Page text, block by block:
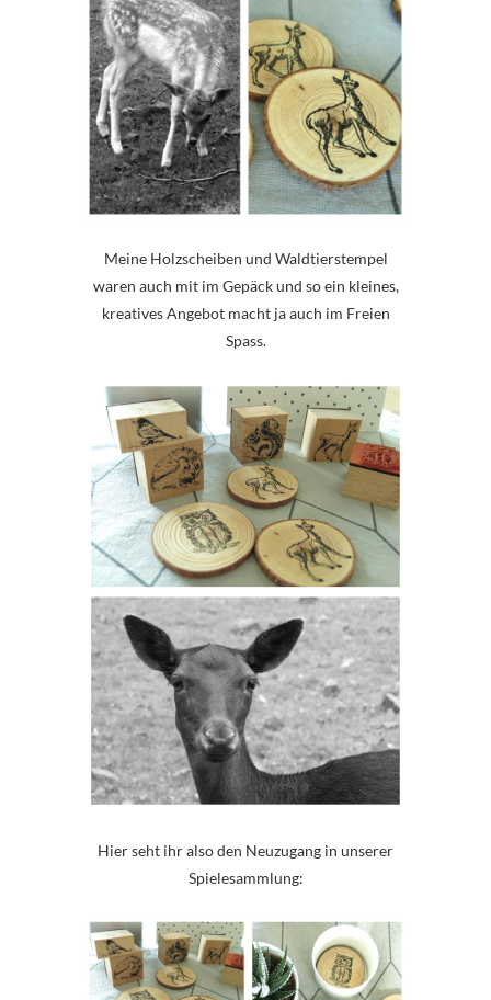
Meine Holzscheiben und Waldtierstempel
waren auch mit im Gepäck und so ein kleines,
kreatives Angebot macht ja auch im Freien
Spass.
Hier seht ihr also den Neuzugang in unserer
Spielesammlung: